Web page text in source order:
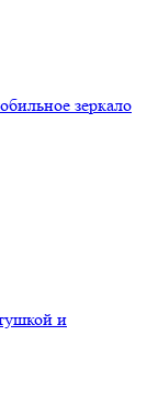
зеркало
и